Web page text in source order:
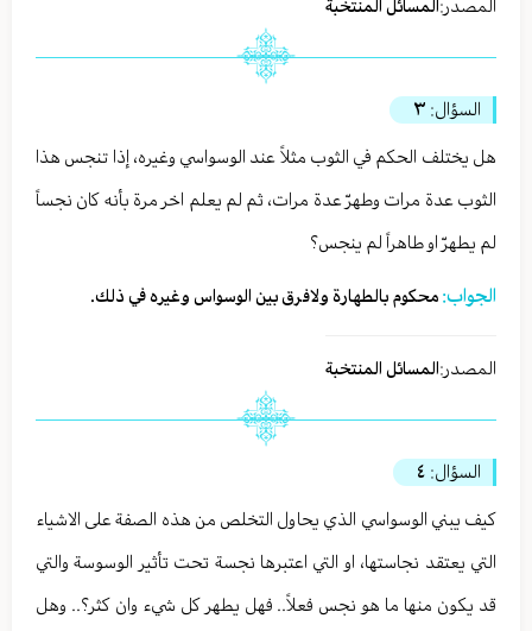
المصدر:المسائل المنتخبة
السؤال: ٣
هل يختلف الحكم في الثوب مثلاً عند الوسواسي وغيره، إذا تنجس هذا
الثوب عدة مرات وطهرّ عدة مرات، ثم لم يعلم اخر مرة بأنه كان نجساً
لم يطهرّ او طاهراً لم ينجس؟
الجواب: محكوم بالطهارة ولافرق بين الوسواس وغيره في ذلك.
المصدر:المسائل المنتخبة
السؤال: ٤
كيف يبني الوسواسي الذي يحاول التخلص من هذه الصفة على الاشياء
التي يعتقد نجاستها، او التي اعتبرها نجسة تحت تأثير الوسوسة والتي
قد يكون منها ما هو نجس فعلاً.. فهل يطهر كل شيء وان كثر؟.. وهل